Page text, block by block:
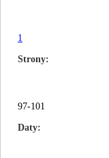
1
Strony
97-101
Daty